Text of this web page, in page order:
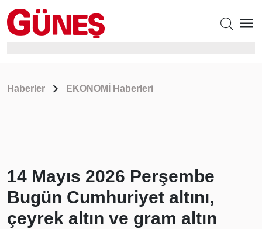
Haberler EKONOMİ Haberleri
14 Mayıs 2026 Perşembe
Bugün Cumhuriyet altını,
çeyrek altın ve gram altın